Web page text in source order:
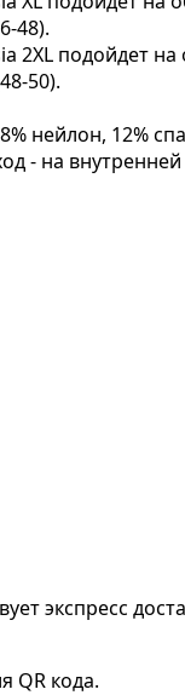
48).
2XL подойдет на
50).
нейлон, 12%
- на внутренней
экспресс
QR кода.